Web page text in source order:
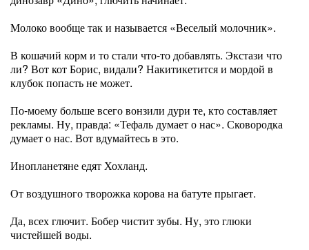
Молоко вообще так и называется «Веселый молочник».
В кошачий корм и то стали что-то добавлять. Экстази что
ли? Вот кот Борис, видали? Накитикетится и мордой в
клубок попасть не может.
По-моему больше всего вонзили дури те, кто составляет
рекламы. Ну, правда: «Тефаль думает о нас». Сковородка
думает о нас. Вот вдумайтесь в это.
Инопланетяне едят Хохланд.
От воздушного творожка корова на батуте прыгает.
Да, всех глючит. Бобер чистит зубы. Ну, это глюки
чистейшей воды.